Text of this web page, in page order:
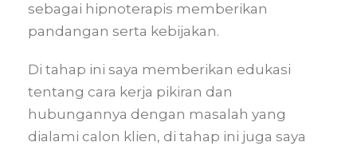
sebagai hipnoterapis memberikan
pandangan serta kebijakan.
Di tahap ini saya memberikan edukasi
tentang cara kerja pikiran dan
hubungannya dengan masalah yang
dialami calon klien, di tahap ini juga saya